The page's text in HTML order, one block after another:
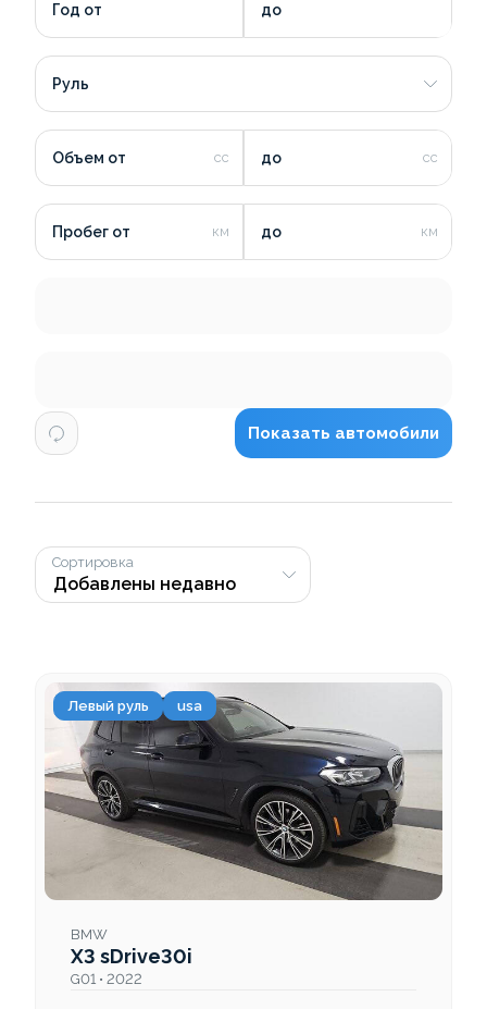
Год от до
Руль
Объем от до
Пробег от до
Показать автомобили
Сортировка
Левый руль usa
BMW
X3 sDrive30i
G01 • 2022